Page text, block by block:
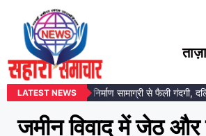
LATEST NEWS
प्रतिमा स्थल पर निर्माण सामाग्री से फैली गंदगी, दलित
जमीन विवाद में जेठ और